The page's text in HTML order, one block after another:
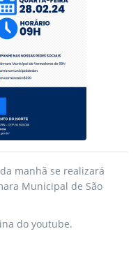
manhã se realizará
Municipal de São
do youtube.